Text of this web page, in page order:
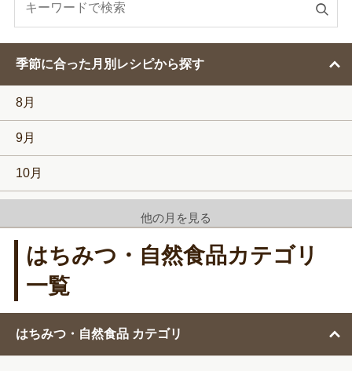
索
季節に合った月別レシピから探す
8月
9月
10月
12月
2月
他の月を見る
はちみつ・自然食品カテゴリ
一覧
はちみつ・自然食品 カテゴリ